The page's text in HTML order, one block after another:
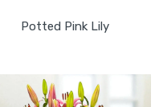
Potted Pink Lily